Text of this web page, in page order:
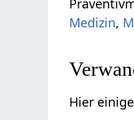
Medizin,
Hier